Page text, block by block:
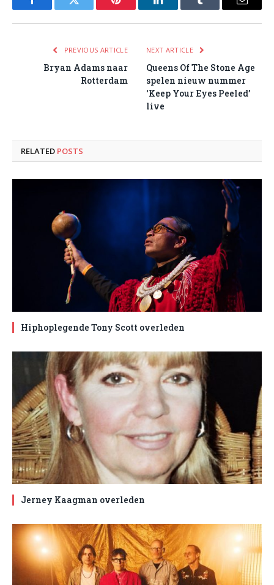
FacebookTwitter Pinterest LinkedInTumblr Email
PREVIOUS ARTICLE
Bryan Adams naar
Rotterdam
NEXT ARTICLE
Queens Of The Stone Age
spelen nieuw nummer
‘Keep Your Eyes Peeled’
live
RELATED POSTS
Hiphoplegende Tony Scott overleden
Jerney Kaagman overleden